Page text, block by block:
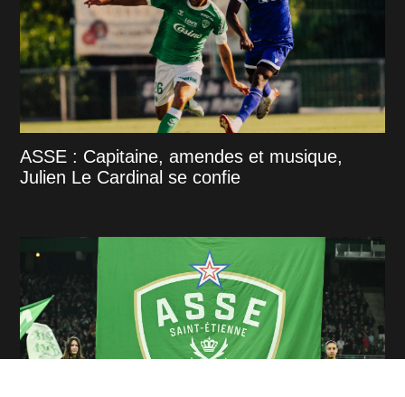
ASSE : Capitaine, amendes et musique,
Julien Le Cardinal se confie